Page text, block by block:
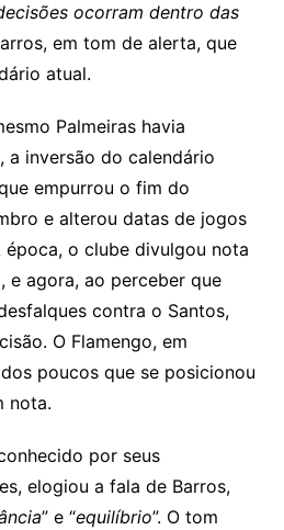
ocorram dentro das
em tom de alerta, que
atual.
Palmeiras havia
a inversão do calendário
empurrou o fim do
e alterou datas de jogos
época, o clube divulgou nota
e agora, ao perceber que
contra o Santos,
O Flamengo, em
poucos que se posicionou
nota.
por seus
elogiou a fala de Barros,
” e “equilíbrio”. O tom